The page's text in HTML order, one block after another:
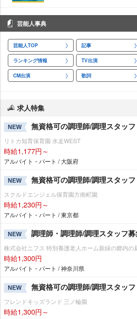
芸能人事典
芸能人TOP 記事
ランキング情報 TV出演
CM出演 歌詞
求人特集
NEW 無資格可の調理師/調理スタッフ
リトカ知育保育園 水走WEST
時給1,177円～
アルバイト・パート / 大阪府
NEW 無資格可の調理師/調理スタッフ
スクルドエンジェル保育園方南町園
時給1,230円～
アルバイト・パート / 東京都
NEW 調理師・調理師/調理スタッフ
株式会社ニフス 特別養護老人ホーム新緑の郷内の
時給1,300円
アルバイト・パート / 神奈川県
NEW 無資格可の調理師/調理スタッフ
フレンドキッズランド 三ノ輪園
時給1,300円～